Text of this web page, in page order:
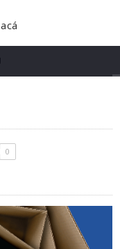
0